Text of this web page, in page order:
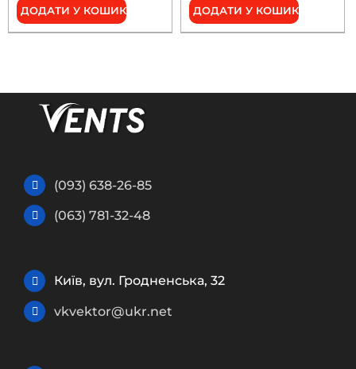
ДОДАТИ У КОШИК ДОДАТИ У КОШИК
(093) 638-26-85
(063) 781-32-48
Київ, вул. Гродненська, 32
vkvektor@ukr.net